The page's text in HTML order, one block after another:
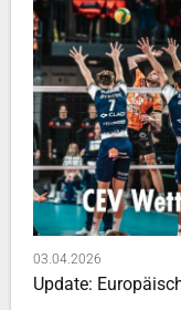
03.04.2026
Update: